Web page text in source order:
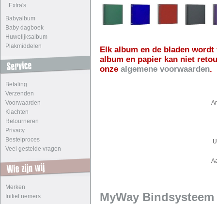
Extra's
Babyalbum
Baby dagboek
Huwelijksalbum
Plakmiddelen
Betaling
Verzenden
Voorwaarden
Klachten
Retourneren
Privacy
Bestelproces
Veel gestelde vragen
Merken
Initief nemers
Elk album en de bladen
album en papier kan niet
onze algemene voorwaarden.
MyWay